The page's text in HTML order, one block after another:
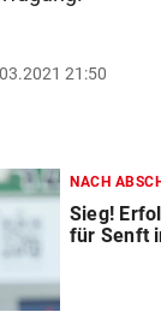
21:50
NACH
Sieg!
für Senft